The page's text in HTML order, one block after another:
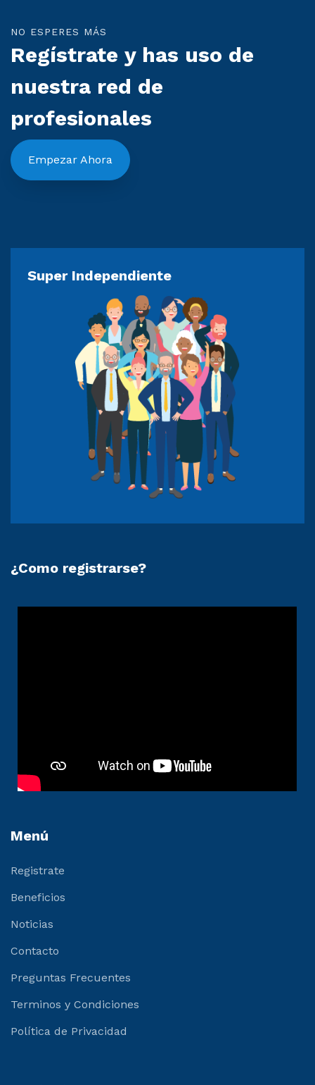
NO ESPERES MÁS
Regístrate y has uso de
nuestra red de
profesionales
Empezar Ahora
Super Independiente
¿Como registrarse?
Menú
Registrate
Beneficios
Noticias
Contacto
Preguntas Frecuentes
Terminos y Condiciones
Política de Privacidad